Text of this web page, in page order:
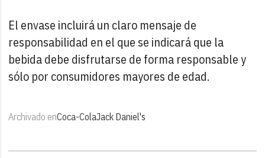
El envase incluirá un claro mensaje de
responsabilidad en el que se indicará que la
bebida debe disfrutarse de forma responsable y
sólo por consumidores mayores de edad.
Archivado enCoca-ColaJack Daniel's